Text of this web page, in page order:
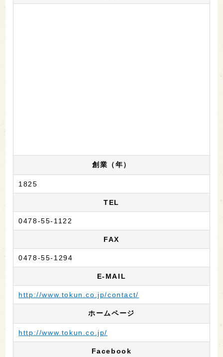
創業（年）
1825
TEL
0478-55-1122
FAX
0478-55-1294
E-MAIL
http://www.tokun.co.jp/contact/
ホームページ
http://www.tokun.co.jp/
Facebook